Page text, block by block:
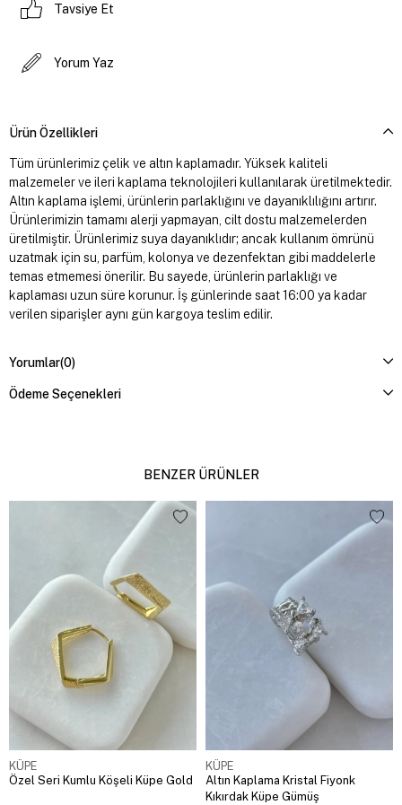
Tavsiye Et
Yorum Yaz
Ürün Özellikleri
Tüm ürünlerimiz çelik ve altın kaplamadır. Yüksek kaliteli
malzemeler ve ileri kaplama teknolojileri kullanılarak üretilmektedir.
Altın kaplama işlemi, ürünlerin parlaklığını ve dayanıklılığını artırır.
Ürünlerimizin tamamı alerji yapmayan, cilt dostu malzemelerden
üretilmiştir. Ürünlerimiz suya dayanıklıdır; ancak kullanım ömrünü
uzatmak için su, parfüm, kolonya ve dezenfektan gibi maddelerle
temas etmemesi önerilir. Bu sayede, ürünlerin parlaklığı ve
kaplaması uzun süre korunur. İş günlerinde saat 16:00 ya kadar
verilen siparişler aynı gün kargoya teslim edilir.
Yorumlar(0)
Ödeme Seçenekleri
BENZER ÜRÜNLER
KÜPE
Özel Seri Kumlu Köşeli Küpe Gold
KÜPE
Altın Kaplama Kristal Fiyonk
Kıkırdak Küpe Gümüş